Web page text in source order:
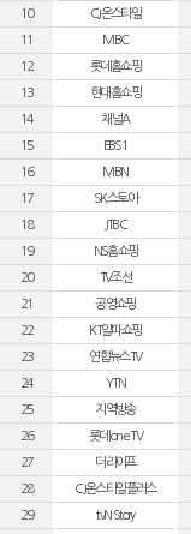
10
CJ온스타일
11
MBC
12
롯데홈쇼핑
13
현대홈쇼핑
14
채널A
15
EBS1
16
MBN
17
SK스토아
18
JTBC
19
NS홈쇼핑
20
TV조선
21
공영쇼핑
22
KT알파쇼핑
23
연합뉴스TV
24
YTN
25
지역방송
26
롯데 one TV
27
더라이프
28
CJ온스타일플러스
29
tvN Story